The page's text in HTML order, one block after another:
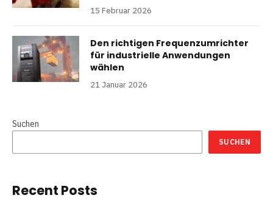
15 Februar 2026
Den richtigen Frequenzumrichter
für industrielle Anwendungen
wählen
21 Januar 2026
Suchen
SUCHEN
Recent Posts